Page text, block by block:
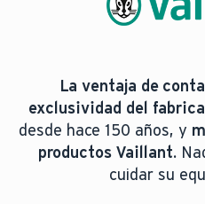
La ventaja de
exclusividad del
desde hace 150 años, y
productos Vaillant.
cuidar su